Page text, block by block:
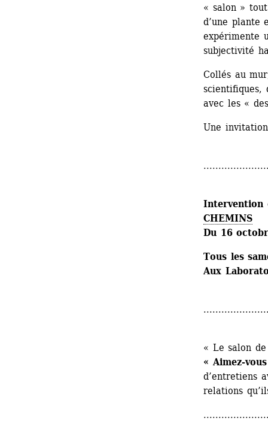
« salon »
d’une plante
expérimente
subjectivité
Collés au
scientifiques,
avec les «
Une
Intervention
CHEMINS
Du 16
Tous les
Aux
« Le salon
« Aimez-
d’entretiens
relations